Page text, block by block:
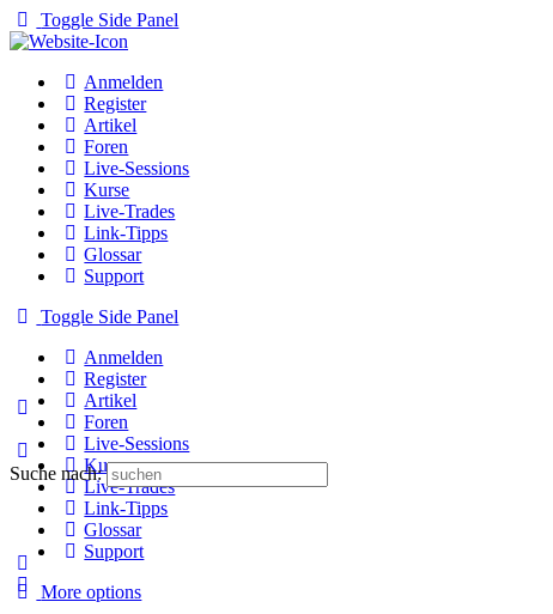
Toggle Side Panel
Anmelden
Register
Artikel
Foren
Live-Sessions
Kurse
Live-Trades
Link-Tipps
Glossar
Support
Toggle Side Panel
Anmelden
Register
Artikel
Foren
Live-Sessions
Kurse
Live-Trades
Link-Tipps
Glossar
Support
More options
Suche nach: